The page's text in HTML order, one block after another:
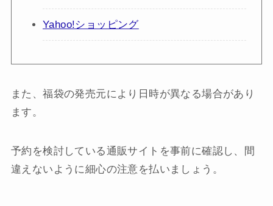
Yahoo!ショッピング
また、福袋の発売元により日時が異なる場合があり
ます。
予約を検討している通販サイトを事前に確認し、間
違えないように細心の注意を払いましょう。